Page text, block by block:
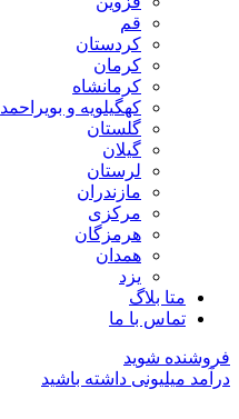
قم
کردستان
کرمان
کرمانشاه
کهگیلویه و بویراحمد
گلستان
گیلان
لرستان
مازندران
مرکزی
هرمزگان
همدان
یزد
متا بلاگ
تماس با ما
فروشنده شوید
درآمد میلیونی داشته باشید